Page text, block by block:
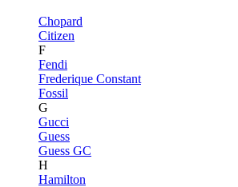
Chopard
Citizen
F
Fendi
Frederique Constant
Fossil
G
Gucci
Guess
Guess GC
H
Hamilton